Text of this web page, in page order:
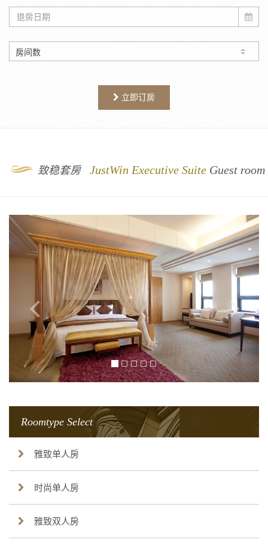
立即订房
9 致稳套房 JustWin Executive Suite Guest room
Roomtype Select
雅致单人房
时尚单人房
雅致双人房